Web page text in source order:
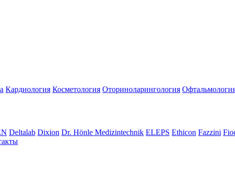
Кардиология Косметология Оториноларингология
Deltalab Dixion Dr. Hönle Medizintechnik ELEPS Ethicon Fazzini